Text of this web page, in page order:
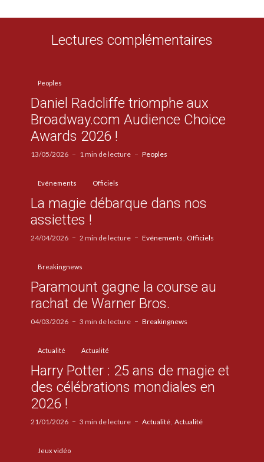
Lectures complémentaires
Peoples
Daniel Radcliffe triomphe aux
Broadway.com Audience Choice
Awards 2026 !
13/05/2026 1 min de lecture Peoples
Evénements Officiels
La magie débarque dans nos
assiettes !
24/04/2026 2 min de lecture Evénements Officiels
Breakingnews
Paramount gagne la course au
rachat de Warner Bros.
04/03/2026 3 min de lecture Breakingnews
Actualité Actualité
Harry Potter : 25 ans de magie et
des célébrations mondiales en
2026 !
21/01/2026 3 min de lecture Actualité Actualité
Jeux vidéo